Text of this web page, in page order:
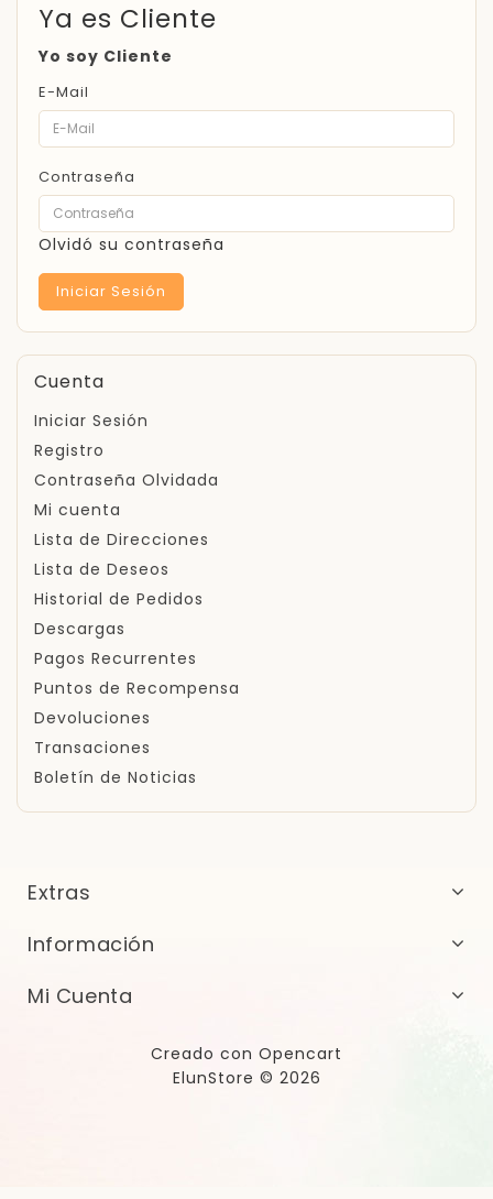
Ya es Cliente
Yo soy Cliente
E-Mail
Contraseña
Olvidó su contraseña
Cuenta
Iniciar Sesión
Registro
Contraseña Olvidada
Mi cuenta
Lista de Direcciones
Lista de Deseos
Historial de Pedidos
Descargas
Pagos Recurrentes
Puntos de Recompensa
Devoluciones
Transaciones
Boletín de Noticias
Extras
Información
Mi Cuenta
Creado con Opencart
ElunStore © 2026